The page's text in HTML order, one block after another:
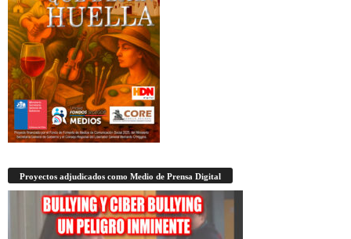
Proyectos adjudicados como Medio de Prensa Digital